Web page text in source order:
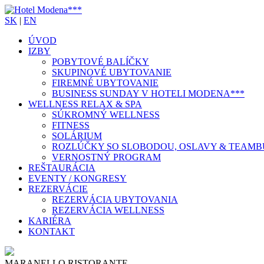
SK | EN
ÚVOD
IZBY
POBYTOVÉ BALÍČKY
SKUPINOVÉ UBYTOVANIE
FIREMNÉ UBYTOVANIE
BUSINESS SUNDAY V HOTELI MODENA***
WELLNESS RELAX & SPA
SÚKROMNÝ WELLNESS
FITNESS
SOLÁRIUM
ROZLÚČKY SO SLOBODOU, OSLAVY &
VERNOSTNÝ PROGRAM
REŠTAURÁCIA
EVENTY / KONGRESY
REZERVÁCIE
REZERVÁCIA UBYTOVANIA
REZERVÁCIA WELLNESS
KARIÉRA
KONTAKT